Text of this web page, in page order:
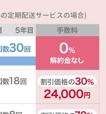
定期配送サービスの場合)